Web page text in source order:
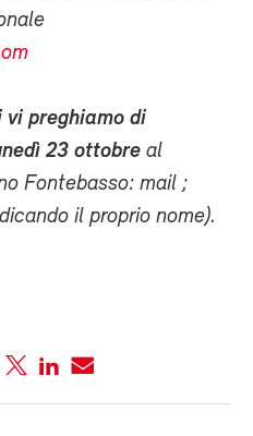
preghiamo di
23 ottobre al
Fontebasso: mail ;
il proprio nome).